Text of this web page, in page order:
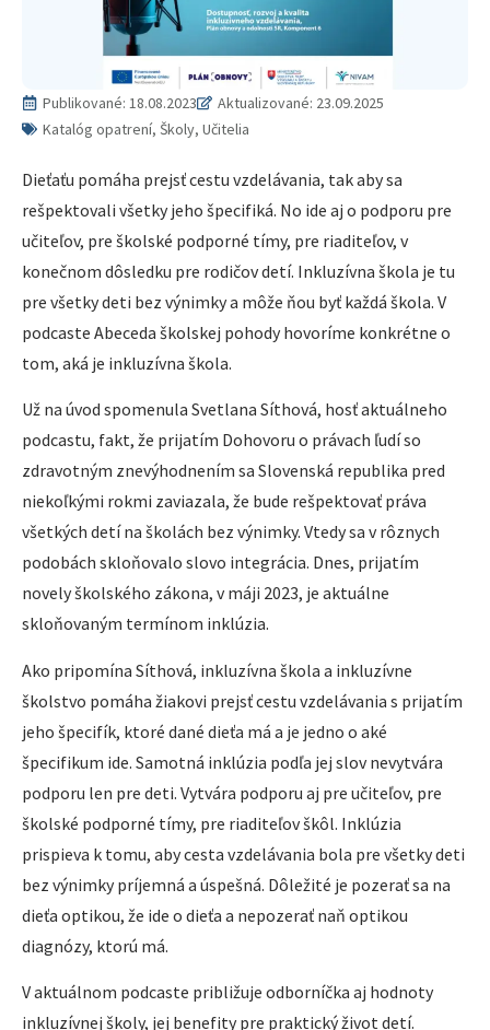
Publikované: 18.08.2023
Aktualizované: 23.09.2025
Katalóg opatrení, Školy, Učitelia
Dieťaťu pomáha prejsť cestu vzdelávania, tak aby sa
rešpektovali všetky jeho špecifiká. No ide aj o podporu pre
učiteľov, pre školské podporné tímy, pre riaditeľov, v
konečnom dôsledku pre rodičov detí. Inkluzívna škola je tu
pre všetky deti bez výnimky a môže ňou byť každá škola. V
podcaste Abeceda školskej pohody hovoríme konkrétne o
tom, aká je inkluzívna škola.
Už na úvod spomenula Svetlana Síthová, hosť aktuálneho
podcastu, fakt, že prijatím Dohovoru o právach ľudí so
zdravotným znevýhodnením sa Slovenská republika pred
niekoľkými rokmi zaviazala, že bude rešpektovať práva
všetkých detí na školách bez výnimky. Vtedy sa v rôznych
podobách skloňovalo slovo integrácia. Dnes, prijatím
novely školského zákona, v máji 2023, je aktuálne
skloňovaným termínom inklúzia.
Ako pripomína Síthová, inkluzívna škola a inkluzívne
školstvo pomáha žiakovi prejsť cestu vzdelávania s prijatím
jeho špecifík, ktoré dané dieťa má a je jedno o aké
špecifikum ide. Samotná inklúzia podľa jej slov nevytvára
podporu len pre deti. Vytvára podporu aj pre učiteľov, pre
školské podporné tímy, pre riaditeľov škôl. Inklúzia
prispieva k tomu, aby cesta vzdelávania bola pre všetky deti
bez výnimky príjemná a úspešná. Dôležité je pozerať sa na
dieťa optikou, že ide o dieťa a nepozerať naň optikou
diagnózy, ktorú má.
V aktuálnom podcaste približuje odborníčka aj hodnoty
inkluzívnej školy, jej benefity pre praktický život detí.